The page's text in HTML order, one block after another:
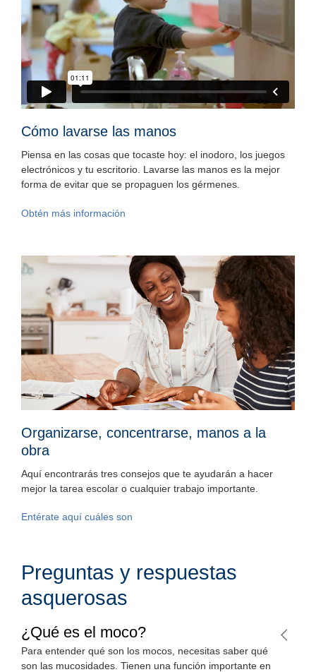
Cómo lavarse las manos
Piensa en las cosas que tocaste hoy: el inodoro, los juegos
electrónicos y tu escritorio. Lavarse las manos es la mejor
forma de evitar que se propaguen los gérmenes.
Obtén más información
Organizarse, concentrarse, manos a la
obra
Aquí encontrarás tres consejos que te ayudarán a hacer
mejor la tarea escolar o cualquier trabajo importante.
Entérate aquí cuáles son
Preguntas y respuestas
asquerosas
¿Qué es el moco?
Para entender qué son los mocos, necesitas saber qué
son las mucosidades. Tienen una función importante en